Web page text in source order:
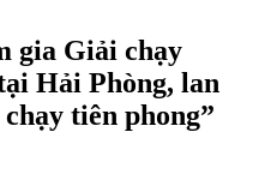
gia Giải chạy
Hải Phòng, lan
tiên phong”